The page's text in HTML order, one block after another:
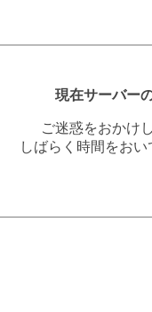
現在サーバー
ご迷惑をおかけ
しばらく時間をおい